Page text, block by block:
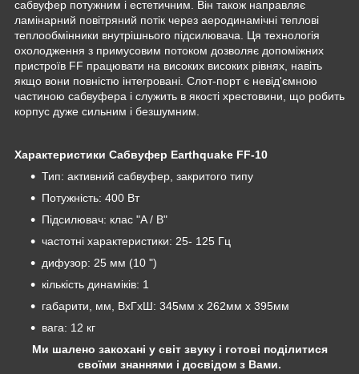
сабвуфер потужним і естетичним. Він також направляє
ламінарний повітряний потік через аеродинамічні теплові
теплообмінники внутрішнього підсилювача. Ця технологія
охолодження з примусовим потоком дозволяє допоміжних
пристроїв FF працювати на високих високих рівнях, навіть
якщо вони повністю інтегровані. Слот-порт є невід'ємною
частиною сабвуфера і служить в якості хрестовини, що робить
корпус дуже сильним і безшумним.
Характеристики Сабвуфер Earthquake FF-10
Тип: активний сабвуфер, закритого типу
Потужність: 400 Вт
Підсилювач: клас "A / B"
частотні характеристики: 25- 125 Гц
дифузор: 25 мм (10 ")
кількість динаміків: 1
габарити, мм, ВхГхШ: 345мм х 262мм х 395мм
вага: 12 кг
Ми шалено закохані у світ звуку і готові поділитися
своїми знаннями і досвідом з Вами.